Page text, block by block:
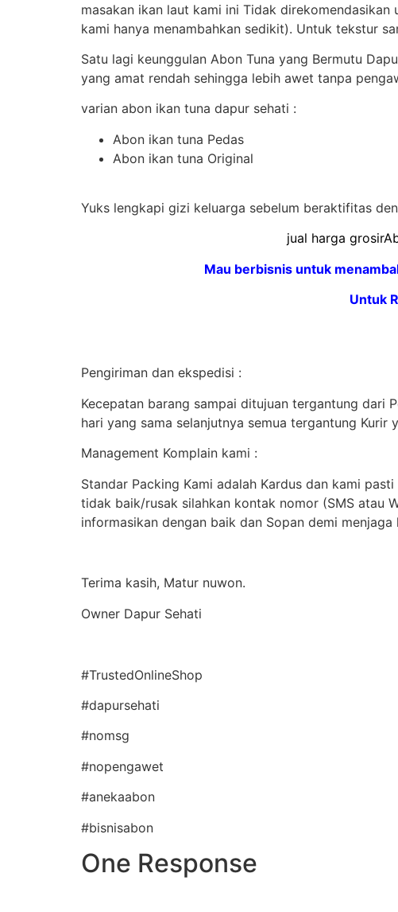
masakan ikan laut kami ini Tidak direkomendasikan
kami hanya menambahkan sedikit). Untuk tekstur
Satu lagi keunggulan Abon Tuna yang Bermutu
yang amat rendah sehingga lebih awet tanpa
varian abon ikan tuna dapur sehati :
Abon ikan tuna Pedas
Abon ikan tuna Original
Yuks lengkapi gizi keluarga sebelum beraktifitas
jual harga
Mau berbisnis untuk
Untuk
Pengiriman dan ekspedisi :
Kecepatan barang sampai ditujuan tergantung dari
hari yang sama selanjutnya semua tergantung
Management Komplain kami :
Standar Packing Kami adalah Kardus dan kami
tidak baik/rusak silahkan kontak nomor (SMS atau
informasikan dengan baik dan Sopan demi
Terima kasih, Matur nuwon.
Owner Dapur Sehati
#TrustedOnlineShop
#dapursehati
#nomsg
#nopengawet
#anekaabon
#bisnisabon
One Response